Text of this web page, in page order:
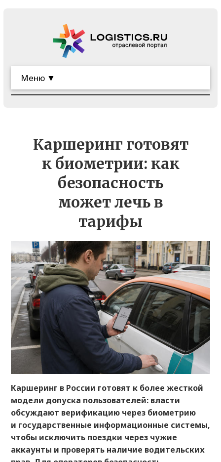
Меню ▼
Каршеринг готовят
к биометрии: как
безопасность
может лечь в
тарифы
Каршеринг в России готовят к более жесткой
модели допуска пользователей: власти
обсуждают верификацию через биометрию
и государственные информационные системы,
чтобы исключить поездки через чужие
аккаунты и проверять наличие водительских